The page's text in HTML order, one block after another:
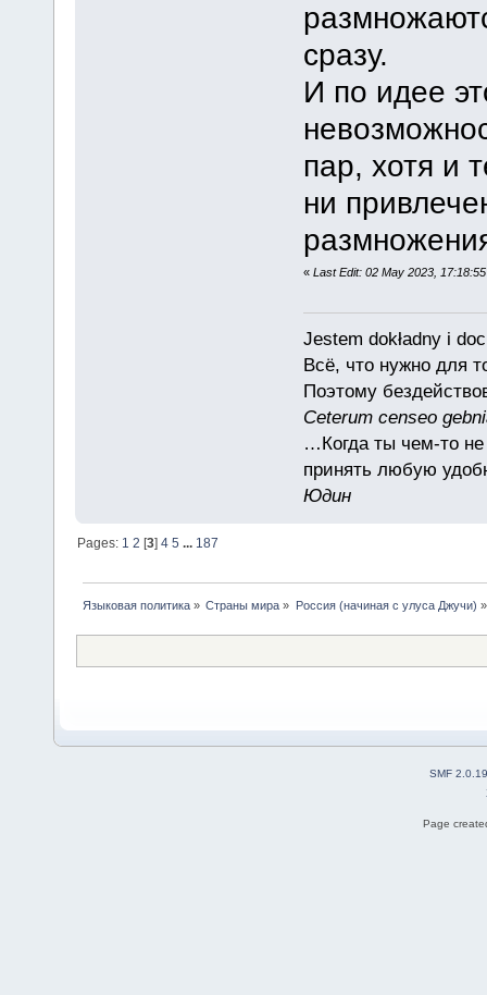
сразу.
И по идее
пар, хотя и
ни
« Last Edit: 02 May 2023,
Jestem dokładny i
Всё, что нужно для
Поэтому
Ceterum censeo
…Когда ты чем-то не
принять любую
Юдин
Pages: 1 2 [3]4 5 ... 187
Языковая политика» Страны мира » Россия (начиная с улуса Джучи) »
SMF 2.0.19
Page